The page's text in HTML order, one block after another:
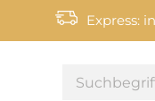
Express: